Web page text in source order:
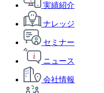
実績紹介
ナレッジ
セミナー
ニュース
会社情報